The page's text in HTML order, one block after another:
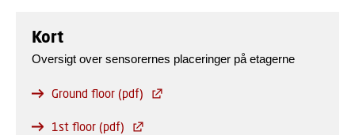
Kort
Oversigt over sensorernes placeringer på etagerne
Ground floor (pdf)
1st floor (pdf)